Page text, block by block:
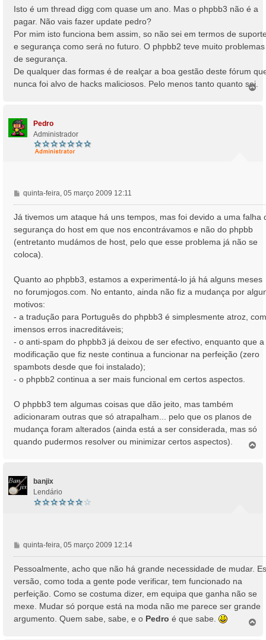
n
a
g
e
m
Isto é um thread digg com quase um ano. Mas o phpbb3 não é a
pagar. Não vais fazer update pedro?
Por mim isto funciona bem assim, so não sei em termos de
e segurança como será no futuro. O phpbb2 teve muito problemas
de segurança.
De qualquer das formas é de realçar a boa gestão deste fórum
nunca foi alvo de hacks maliciosos. Pelo menos tanto quanto sei.
Pedro
Administrador
M
e
n
a
g
e
quinta-feira, 05 março 2009 12:11
Já tivemos um ataque há uns tempos, mas foi devido a uma falha
segurança do host em que nos encontrávamos e não do phpbb
(entretanto mudámos de host, pelo que esse problema já não se
coloca).
Quanto ao phpbb3, estamos a experimentá-lo já há alguns meses
no forumjogos.com. No entanto, ainda não fiz a mudança por
motivos:
- a tradução para Português do phpbb3 é simplesmente atroz, com
imensos erros inacreditáveis;
- o anti-spam do phpbb3 já deixou de ser efectivo, enquanto que a
modificação que fiz neste continua a funcionar na perfeição (zero
spambots desde que foi instalado);
- o phpbb2 continua a ser mais funcional em certos aspectos.
O phpbb3 tem algumas coisas que dão jeito, mas também
adicionaram outras que só atrapalham... pelo que os planos de
mudança foram alterados (ainda está a ser considerada, mas só
quando pudermos resolver ou minimizar certos aspectos).
banjix
Lendário
M
e
a
g
e
m
quinta-feira, 05 março 2009 12:14
Pessoalmente, acho que não há grande necessidade de mudar.
versão, como toda a gente pode verificar, tem funcionado na
perfeição. Como se costuma dizer, em equipa que ganha não se
mexe. Mudar só porque está na moda não me parece ser grande
argumento. Quem sabe, sabe, e o Pedro é que sabe.